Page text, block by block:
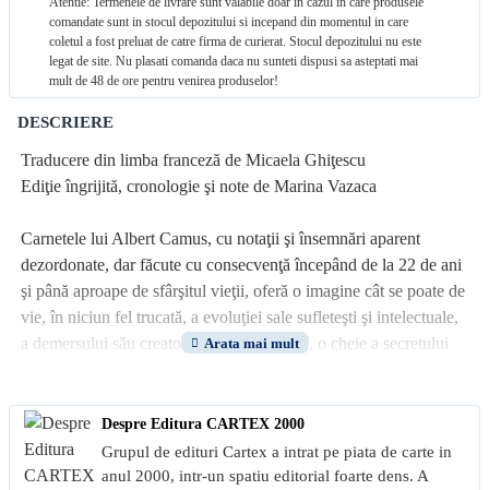
comandate sunt in stocul depozitului si incepand din momentul in care
coletul a fost preluat de catre firma de curierat. Stocul depozitului nu este
legat de site. Nu plasati comanda daca nu sunteti dispusi sa asteptati mai
mult de 48 de ore pentru venirea produselor!
Despre Editura CARTEX 2000
Grupul de edituri Cartex a intrat pe piata de carte in
anul 2000, intr-un spatiu editorial foarte dens. A
DESCRIERE
Traducere din limba franceză de Micaela Ghiţescu
Ediţie îngrijită, cronologie şi note de Marina Vazaca
Carnetele lui Albert Camus, cu notaţii şi însemnări aparent
dezordonate, dar făcute cu consecvenţă începând de la 22 de ani
şi până aproape de sfârşitul vieţii, oferă o imagine cât se poate de
vie, în niciun fel trucată, a evoluţiei sale sufleteşti şi intelectuale,
a demersului său creator şi, în acelaşi timp, o cheie a secretului
aşternute pe drumul pe care s-a înscris Albert Camus atunci când,
„exilat din frumuseţea firească” de o istorie vrăjmaşă, a înţeles că
poetul trebuie să devină în primul rând poet în acţiune. Şi,